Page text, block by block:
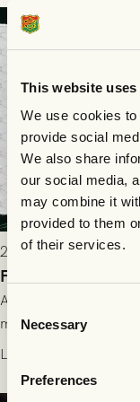
This website
We use cookies
provide social
We also share
our social media,
may combine it
provided to them
of their services.
Consent
Selection
Necessary
Preferences
2026-07-28 17:36
FC Nordsjælland
All information om
matchbiljett på plats
som står på
Läs mer